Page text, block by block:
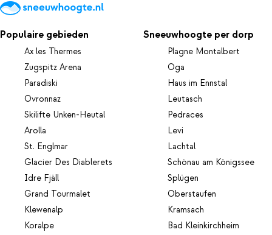
Populaire gebieden
Ax les Thermes
Zugspitz Arena
Paradiski
Ovronnaz
Skilifte Unken-Heutal
Arolla
St. Englmar
Glacier Des Diablerets
Idre Fjäll
Grand Tourmalet
Klewenalp
Koralpe
Sneeuwhoogte per dorp
Plagne Montalbert
Oga
Haus im Ennstal
Leutasch
Pedraces
Levi
Lachtal
Schönau am Königssee
Splügen
Oberstaufen
Kramsach
Bad Kleinkirchheim